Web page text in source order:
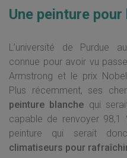
Une peinture
L’université de Purdue
connue pour avoir vu
Armstrong et le prix
Plus récemment, ses
peinture blanche qui
capable de renvoyer 98,1
peinture qui serait
climatiseurs pour